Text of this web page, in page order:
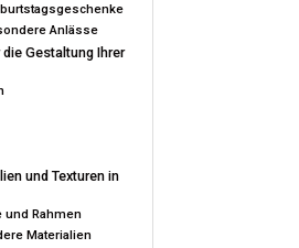
Anlässe
Gestaltung Ihrer
und Texturen in
und Rahmen
Materialien